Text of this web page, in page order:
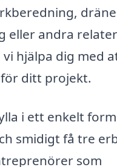
eller andra
hjälpa dig med
ditt projekt.
i ett enkelt
smidigt få tre
som